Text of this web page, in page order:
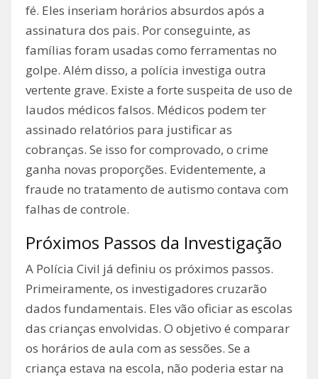
fé. Eles inseriam horários absurdos após a
assinatura dos pais. Por conseguinte, as
famílias foram usadas como ferramentas no
golpe. Além disso, a polícia investiga outra
vertente grave. Existe a forte suspeita de uso de
laudos médicos falsos. Médicos podem ter
assinado relatórios para justificar as
cobranças. Se isso for comprovado, o crime
ganha novas proporções. Evidentemente, a
fraude no tratamento de autismo contava com
falhas de controle.
Próximos Passos da Investigação
A Polícia Civil já definiu os próximos passos.
Primeiramente, os investigadores cruzarão
dados fundamentais. Eles vão oficiar as escolas
das crianças envolvidas. O objetivo é comparar
os horários de aula com as sessões. Se a
criança estava na escola, não poderia estar na